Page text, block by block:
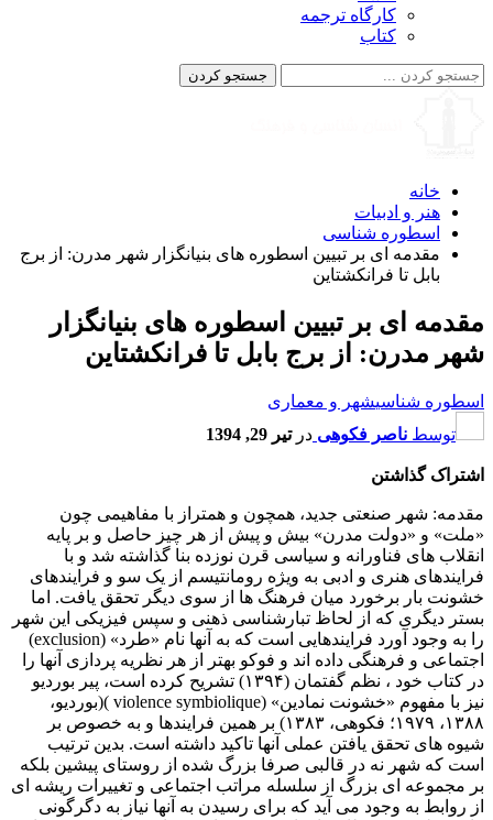
کارگاه ترجمه
کتاب
خانه
هنر و ادبیات
اسطوره شناسی
مقدمه ای بر تبیین اسطوره های بنیانگزار شهر مدرن: از برج
بابل تا فرانکشتاین
مقدمه ای بر تبیین اسطوره های بنیانگزار
شهر مدرن: از برج بابل تا فرانکشتاین
اسطوره شناسیشهر و معماری
توسط ناصر فکوهی درتیر 29, 1394
اشتراک گذاشتن
مقدمه: شهر صنعتی جدید، همچون و همتراز با مفاهیمی چون
«ملت» و «دولت مدرن» بیش و پیش از هر چیز حاصل و بر پایه
انقلاب های فناورانه و سیاسی قرن نوزده بنا گذاشته شد و با
فرایندهای هنری و ادبی به ویژه رومانتیسم از یک سو و فرایندهای
خشونت بار برخورد میان فرهنگ ها از سوی دیگر تحقق یافت. اما
بستر دیگری که از لحاظ تبارشناسی ذهنی و سپس فیزیکی این شهر
را به وجود آورد فرایندهایی است که به آنها نام «طرد» (exclusion)
اجتماعی و فرهنگی داده اند و فوکو بهتر از هر نظریه پردازی آنها را
در کتاب خود ، نظم گفتمان (۱۳۹۴) تشریح کرده است، پیر بوردیو
نیز با مفهوم «خشونت نمادین» (violence symbiolique )(بوردیو،
۱۳۸۸، ۱۹۷۹؛ فکوهی، ۱۳۸۳) بر همین فرایندها و به خصوص بر
شیوه های تحقق یافتن عملی آنها تاکید داشته است. بدین ترتیب
است که شهر نه در قالبی صرفا بزرگ شده از روستای پیشین بلکه
بر مجموعه ای بزرگ از سلسله مراتب اجتماعی و تغییرات ریشه ای
از روابط به وجود می آید که برای رسیدن به آنها نیاز به دگرگونی